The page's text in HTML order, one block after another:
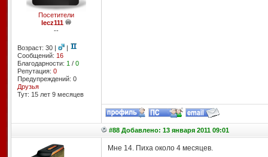
Посетители
lecz111
--
Возраст: 30 |
|
Сообщений: 16
Благодарности: 1 / 0
Репутация: 0
Предупреждений: 0
Друзья
Тут: 15 лет 9 месяцев
#88 Добавлено: 13 января 2011 09:01
Мне 14. Пиха около 4 месяцев.